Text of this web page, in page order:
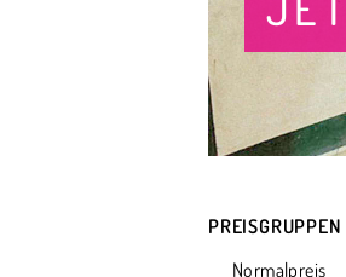
PREISGRUPPEN
Normalpreis